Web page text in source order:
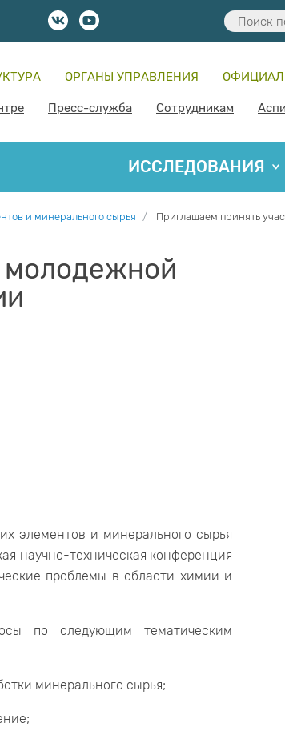
ОРГАНЫ УПРАВЛЕНИЯ
Пресс-служба Сотрудникам
ИССЛЕДОВАНИЯ
и минерального сырья Приглашаем принять
молодежной
элементов и минерального сырья
научно-техническая конференция
проблемы в области химии и
по следующим тематическим
минерального сырья;